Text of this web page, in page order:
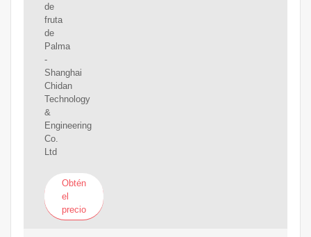
de
fruta
de
Palma
-
Shanghai
Chidan
Technology
&
Engineering
Co.
Ltd
Obtén
el
precio